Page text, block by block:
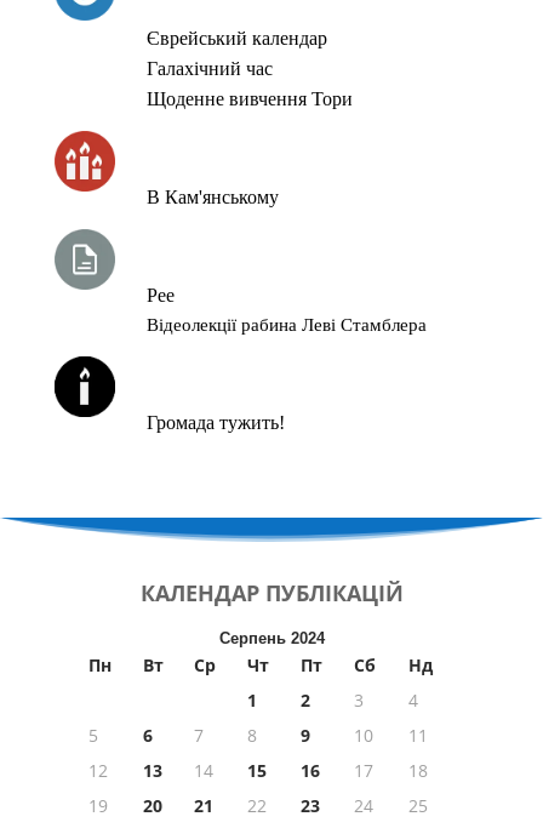
Єврейський календар
Галахічний час
Щоденне вивчення Тори
В Кам'янському
Рее
Відеолекції рабина Леві Стамблера
Громада тужить!
КАЛЕНДАР ПУБЛІКАЦІЙ
Серпень 2024
Пн Вт Ср Чт Пт Сб
Нд
1
2 3
4
5
6 7 8 9 10
11
12
13 14 15 16 17
18
19
20 21 22 23 24
25